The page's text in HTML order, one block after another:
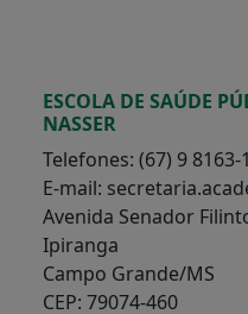
ESCOLA DE SAÚDE
NASSER
Telefones: (67) 9
E-mail:
Avenida Senador
Ipiranga
Campo Grande/MS
CEP: 79074-460